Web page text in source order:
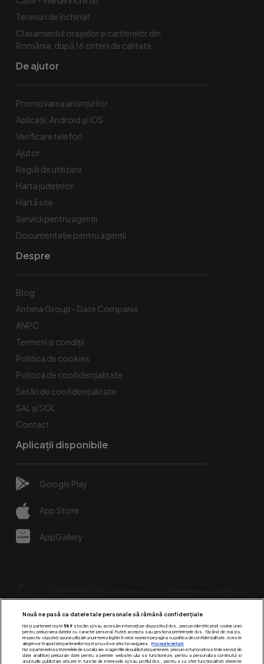
Terenuri de închiriat
Clasamentul orașelor și cartierelor din
România, după 16 criterii de calitate
De ajutor
Promovarea anunțurilor
Aplicații: Android și iOS
Verificare telefon
Ajutor
Reguli de utilizare
Harta județelor
Hartă site
Servicii pentru agenții
Documentație pentru agenții
Despre
Blog
Antena Group - Date Companie
ANPC
Termeni și condiții
Politica de cookies
Politica de confidențialitate
Setări de confidențialitate
SAL și SOL
Contact
Aplicații disponibile
Google Play
App Store
AppGallery
Urmărește-ne pe:
Nouă ne pasă ca datele tale personale să rămână confidențiale
Noi și partenerii noștri 589stocăm și/sau accesăm informații pe dispozitivul dvs., precum identificatorii cookie unici
pentru prelucrarea datelor cu caracter personal. Puteți accepta sau gestiona preferințele dvs. făcând clic mai jos,
respectiv vă puteți opune utilizării unui interes legitim în orice moment pe pagina cu politica de confidențialitate. Aceste
alegeri vor fi raportate partenerilor noștri și nu vă vor afecta navigarea.
Mai multe detalii
Noi si partenerii nostri (retelele de socializare si agentiile de publicitate partenere, precum si furnizorii nostri de servicii de
date analitice) prelucram date pentru a permite website-ului sa functioneze, pentru a personaliza continutul si
anunturile publicitare afisate in functie de interesele si/sau profilul dvs., pentru a va oferi functionalitati aferente